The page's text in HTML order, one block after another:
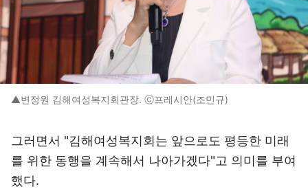
▲변정원 김해여성복지회관장. ⓒ프레시안(조민규)
그러면서 "김해여성복지회는 앞으로도 평등한 미래
를 위한 동행을 계속해서 나아가겠다"고 의미를 부여
했다.